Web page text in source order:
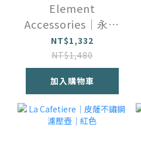
Element
Accessories｜永恆
的影花瓶
NT$1,332
NT$1,480
加入購物車